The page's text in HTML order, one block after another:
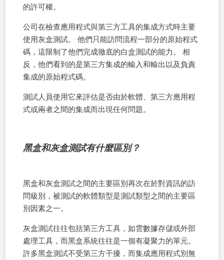
的許可權。
公司在檢查應用程式與第三方工具的集成方式時主要
使用灰盒測試。 他們只能訪問流程一部分的原始程式
碼，這限制了他們完成徹底的白盒測試的能力。 相
反，他們看到的是第三方集成的輸入和輸出以及負責
集成的原始程式碼。
測試人員使用它來評估是否由於軟體、第三方應用程
式或兩者之間的集成而出現任何問題。
黑盒和灰盒測試有什麼區別？
黑盒和灰盒測試之間的主要區別再次在於對資訊的訪
問級別，被測試的軟體類型是測試類型之間的主要區
別因素之一。
灰盒測試往往包括第三方工具，如雲數據存儲或外部
處理工具，而黑盒系統往往是一個有凝聚力的單元。
許多黑盒測試不受第三方干擾，而集成應用程式別無